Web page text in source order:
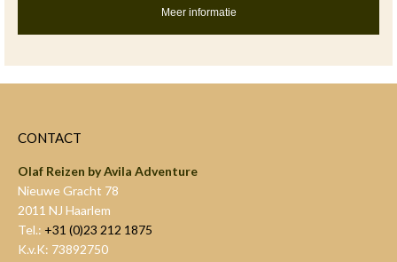
Meer informatie
CONTACT
Olaf Reizen by Avila Adventure
Nieuwe Gracht 78
2011 NJ Haarlem
Tel.: +31 (0)23 212 1875
K.v.K: 73892750